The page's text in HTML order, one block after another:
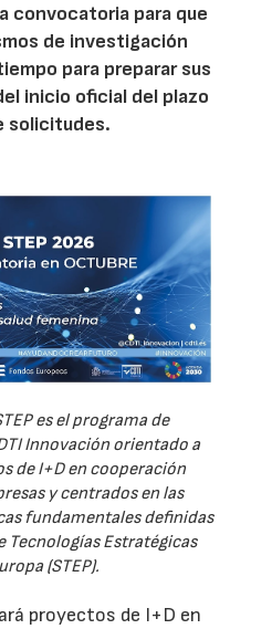
convocatoria para que
de investigación
para preparar sus
inicio oficial del plazo
solicitudes.
es el programa de
Innovación orientado a
de I+D en cooperación
y centrados en las
fundamentales definidas
Tecnologías Estratégicas
(STEP).
proyectos de I+D en